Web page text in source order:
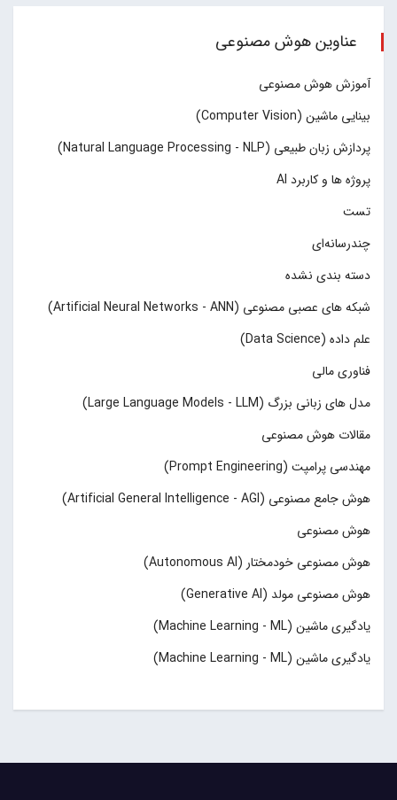
عناوین هوش مصنوعی
آموزش هوش مصنوعی
بینایی ماشین (Computer Vision)
پردازش زبان طبیعی (Natural Language Processing - NLP)
پروژه ها و کاربرد AI
تست
چند‌‌رسانه‌ای
دسته بندی نشده
شبکه های عصبی مصنوعی (Artificial Neural Networks - ANN)
علم داده (Data Science)
فناوری مالی
مدل های زبانی بزرگ (Large Language Models - LLM)
مقالات هوش مصنوعی
مهندسی پرامپت (Prompt Engineering)
هوش جامع مصنوعی (Artificial General Intelligence - AGI)
هوش مصنوعی
هوش مصنوعی خودمختار (Autonomous AI)
هوش مصنوعی مولد (Generative AI)
یادگیری ماشین (Machine Learning - ML)
یادگیری ماشین (Machine Learning - ML)